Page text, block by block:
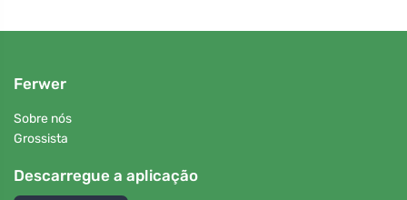
Ferwer
Sobre nós
Grossista
Descarregue a aplicação